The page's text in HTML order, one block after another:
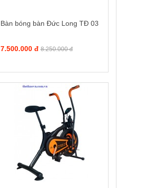
Bàn bóng bàn Đức Long TĐ 03
7.500.000 đ 8.250.000 đ